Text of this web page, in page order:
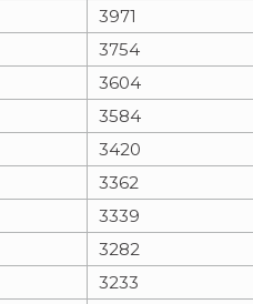
3971
3754
3604
3584
3420
3362
3339
3282
3233